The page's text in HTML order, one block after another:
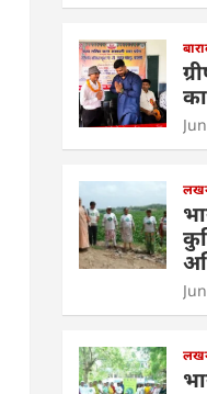
at
s
A
p
c
e
b
o
k